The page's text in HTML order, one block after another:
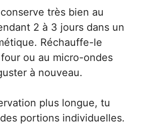
très bien au
2 à 3 jours dans un
Réchauffe-le
ou au micro-ondes
à nouveau.
plus longue, tu
portions individuelles.